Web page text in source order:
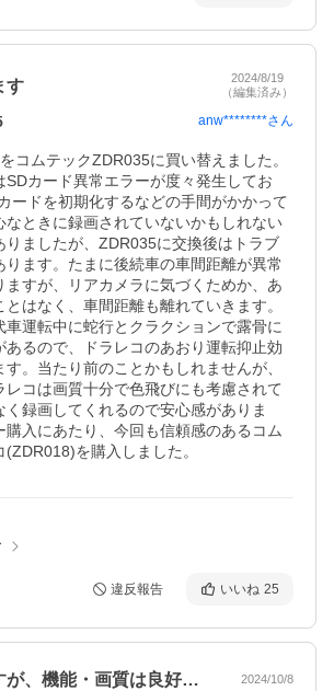
す
2024/8/19
（編集済み）
anw********さん
コムテックZDR035に買い替えました。
SDカード異常エラーが度々発生してお
ードを初期化するなどの手間がかかって
なときに録画されていないかもしれない
りましたが、ZDR035に交換後はトラブ
ります。たまに後続車の車間距離が異常
ますが、リアカメラに気づくためか、あ
はなく、車間距離も離れていきます。
車運転中に蛇行とクラクションで露骨に
あるので、ドラレコのあおり運転抑止効
。当たり前のことかもしれませんが、
レコは画質十分で色飛びにも考慮されて
く録画してくれるので安心感がありま
購入にあたり、今回も信頼感のあるコム
を購入しました。
違反報告 いいね 25
コンパクトですが、機能・画質は良好です 2024/10/8